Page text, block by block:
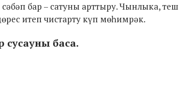
бар – сатуны арттыру. Чынлыка, теш
итеп чистарту күп мөһимрәк.
сусауны баса.